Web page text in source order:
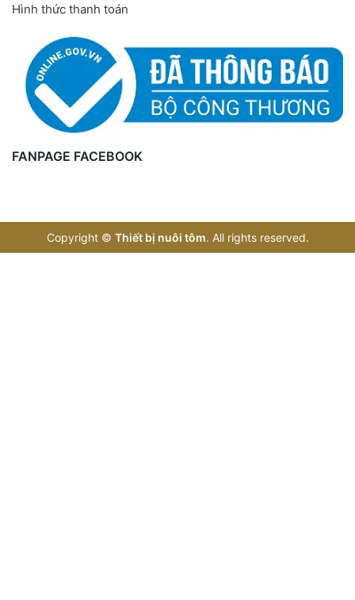
Hình thức thanh toán
FANPAGE FACEBOOK
Copyright © Thiết bị nuôi tôm. All rights reserved.